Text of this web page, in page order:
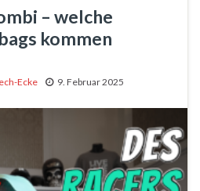
– welche
kommen
Ecke 9. Februar 2025